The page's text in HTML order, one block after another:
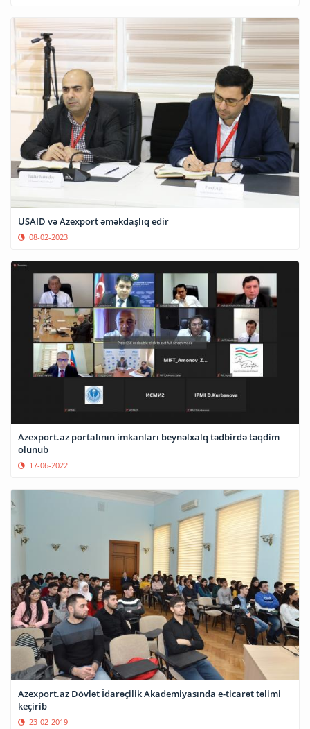
USAID və Azexport əməkdaşlıq edir
08-02-2023
Azexport.az portalının imkanları beynəlxalq tədbirdə təqdim
olunub
17-06-2022
Azexport.az Dövlət İdarəçilik Akademiyasında e-ticarət təlimi
keçirib
23-02-2019